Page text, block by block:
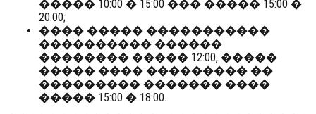
����� 10:00 � 15:00 ��� ����� 15:00 �
20:00;
���� ����� �����������
���������� ������
�������� ����� 12:00, �����
����� ���� ��������� ��
��������� ������� ����
����� 15:00 � 18:00.